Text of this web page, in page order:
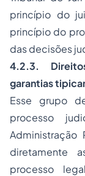
princípio do
princípio do
das decisões
4.2.3.
garantias
Esse grupo
processo
Administração
diretamente
processo